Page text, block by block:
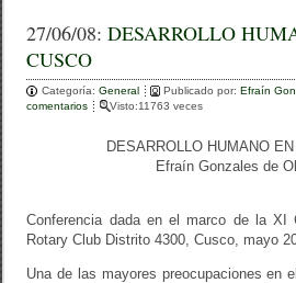
27/06/08:DESARROLLO
CUSCO
Categoría:General Publicado por:Efraín
comentarios
Visto:11763 veces
DESARROLLO HUMANO
Efraín Gonzales de
Conferencia dada en el marco de la XI
Rotary Club Distrito 4300, Cusco, mayo
Una de las mayores preocupaciones en